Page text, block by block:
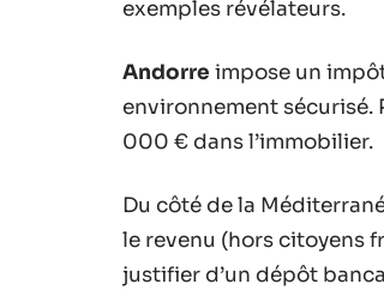
exemples révélateurs.
Andorre impose un
environnement
000 € dans l’immobilier.
Du côté de la
le revenu (hors citoyens
justifier d’un dépôt